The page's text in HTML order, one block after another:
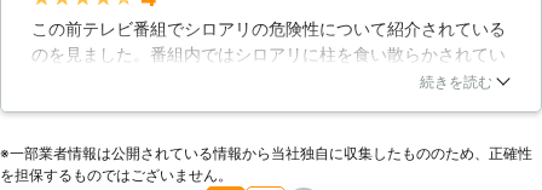
床が緩んでしまったり、カビなどで悩
まされることになり、さらに災害時に
倒壊のリスクが高くなってしまうでし
ょう。またシロアリは木材以外も加害
ートなどの住宅にも侵入して加害しま
す。シロアリ被害はどれだけ新築物件
この前テレビ番組でシロアリの危険性について紹介されている
のを見ました。番組内ではシロアリに柱を食い散らかされてい
る無残な光景……。その番組で指摘されていた、シロアリに棲
防の工事ができるみたいです。出費はかさみますが、もしシロ
アリに棲みつかれて柱がめちゃくちゃになって、家が倒壊でも
続きを読む
※⼀部業者情報は公開されている情報から当社独⾃に収集したもののため、正確性
を担保するものではございません。